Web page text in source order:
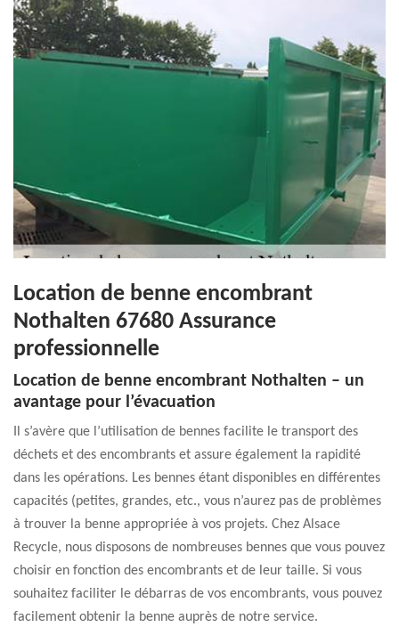
Location de benne encombrant
Nothalten 67680 Assurance
professionnelle
Location de benne encombrant Nothalten – un
avantage pour l’évacuation
Il s’avère que l’utilisation de bennes facilite le transport des
déchets et des encombrants et assure également la rapidité
dans les opérations. Les bennes étant disponibles en différentes
capacités (petites, grandes, etc., vous n’aurez pas de problèmes
à trouver la benne appropriée à vos projets. Chez Alsace
Recycle, nous disposons de nombreuses bennes que vous pouvez
choisir en fonction des encombrants et de leur taille. Si vous
souhaitez faciliter le débarras de vos encombrants, vous pouvez
facilement obtenir la benne auprès de notre service.